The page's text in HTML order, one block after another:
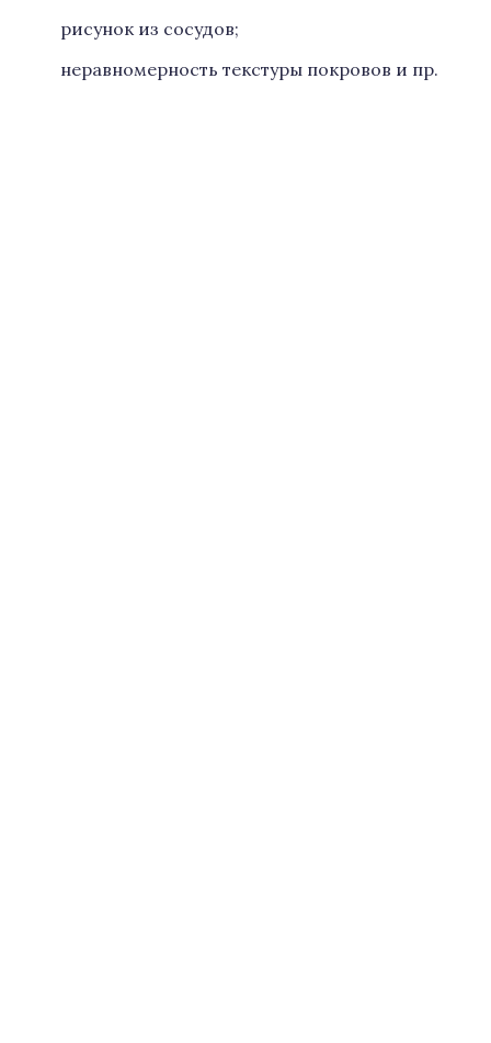
рисунок из сосудов;
неравномерность текстуры покровов и пр.